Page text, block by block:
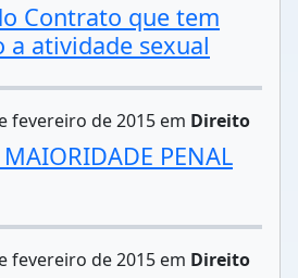
Contrato que tem
a atividade sexual
fevereiro de 2015 em Direito
PENAL
fevereiro de 2015 em Direito